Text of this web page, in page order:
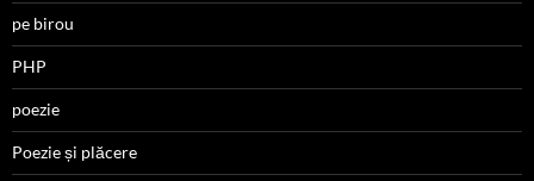
pe birou
PHP
poezie
Poezie și plăcere